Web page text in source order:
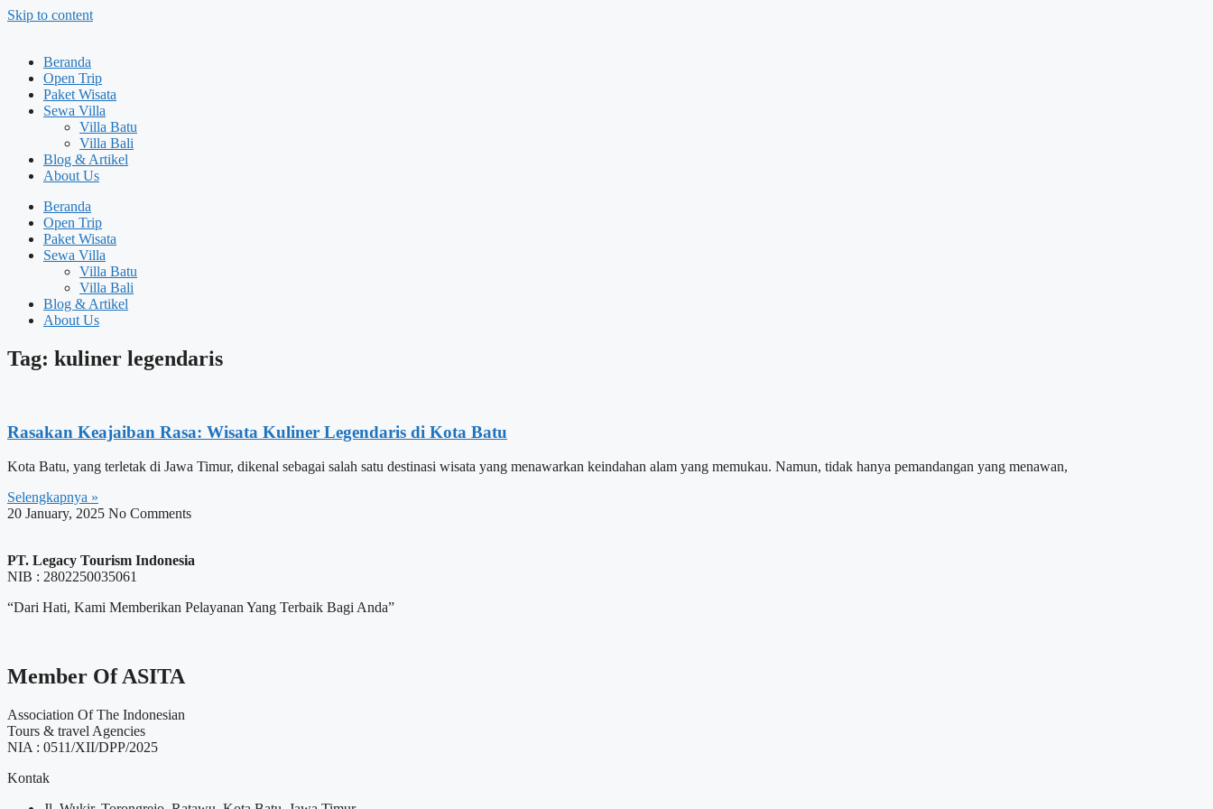
Skip to content
Beranda
Open Trip
Paket Wisata
Sewa Villa
Villa Batu
Villa Bali
Blog & Artikel
About Us
Beranda
Open Trip
Paket Wisata
Sewa Villa
Villa Batu
Villa Bali
Blog & Artikel
About Us
Tag: kuliner legendaris
Rasakan Keajaiban Rasa: Wisata Kuliner Legendaris di Kota Batu
Kota Batu, yang terletak di Jawa Timur, dikenal sebagai salah satu destinasi wisata yang menawarkan keindahan alam yang memukau. Namun, tidak hanya pemandangan yang menawan,
Selengkapnya »
20 January, 2025 No Comments
PT. Legacy Tourism Indonesia
NIB : 2802250035061
“Dari Hati, Kami Memberikan Pelayanan Yang Terbaik Bagi Anda”
Member Of ASITA
Association Of The Indonesian
Tours & travel Agencies
NIA : 0511/XII/DPP/2025
Kontak